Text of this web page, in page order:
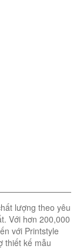
lượng theo yêu
Với hơn 200,000
với Printstyle
thiết kế mẫu